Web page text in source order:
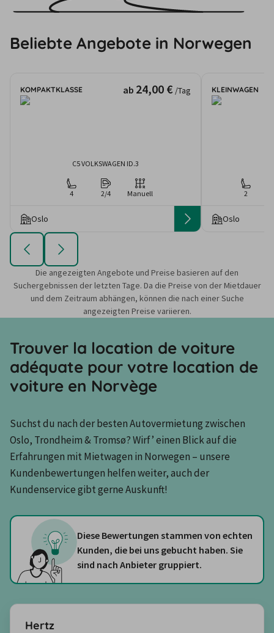
Beliebte Angebote in Norwegen
KOMPAKTKLASSE ab 24,00 € /Tag
C5 VOLKSWAGEN ID.3
4 2/4 Manuell
Oslo
KLEINWAGEN
2
Oslo
Die angezeigten Angebote und Preise basieren auf den
Suchergebnissen der letzten Tage. Da die Preise von der Mietdauer
und dem Zeitraum abhängen, können die nach einer Suche
angezeigten Preise variieren.
Trouver la location de voiture
adéquate pour votre location de
voiture en Norvège
Suchst du nach der besten Autovermietung zwischen
Oslo, Trondheim & Tromsø? Wirf’ einen Blick auf die
Erfahrungen mit Mietwagen in Norwegen – unsere
Kundenbewertungen helfen weiter, auch der
Kundenservice gibt gerne Auskunft!
Diese Bewertungen stammen von echten
Kunden, die bei uns gebucht haben. Sie
sind nach Anbieter gruppiert.
Hertz